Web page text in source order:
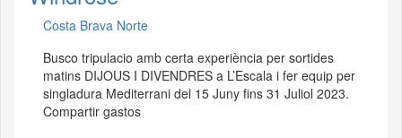
Costa Brava Norte
Busco tripulacio amb certa experiència per sortides
matins DIJOUS I DIVENDRES a L’Escala i fer equip per
singladura Mediterrani del 15 Juny fins 31 Juliol 2023.
Compartir gastos